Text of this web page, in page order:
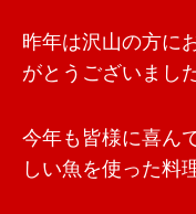
昨年は沢山の方に
がとうございました
今年も皆様に喜ん
しい魚を使った料